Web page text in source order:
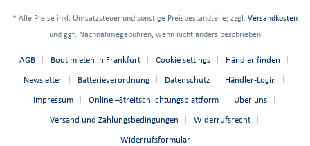
* Alle Preise inkl. Umsatzsteuer und sonstige Preisbestandteile; zzgl. Versandkosten
und ggf. Nachnahmegebühren, wenn nicht anders beschrieben
AGB Boot mieten in Frankfurt Cookie settings Händler finden
Newsletter Batterieverordnung Datenschutz Händler-Login
Impressum Online –Streitschlichtungsplattform Über uns
Versand und Zahlungsbedingungen Widerrufsrecht
Widerrufsformular